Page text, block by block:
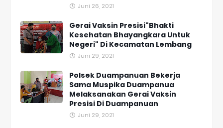
Juni 26, 2021
Gerai Vaksin Presisi"Bhakti
Kesehatan Bhayangkara Untuk
Negeri" Di Kecamatan Lembang
Juni 29, 2021
Polsek Duampanuan Bekerja
Sama Muspika Duampanua
Melaksanakan Gerai Vaksin
Presisi Di Duampanuan
Juni 29, 2021